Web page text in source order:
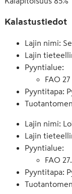
Kalastustiedot
Lajin nimi:
Lajin
Pyyntialue:
FAO
Pyyntitapa:
Lajin nimi:
Lajin
Pyyntialue:
FAO
Pyyntitapa: